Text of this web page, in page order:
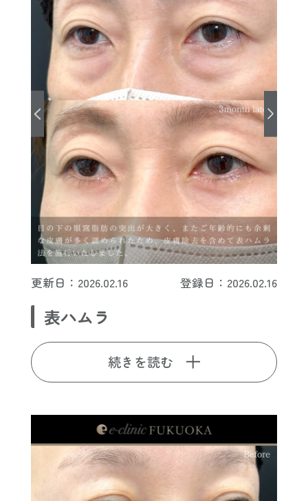
更新日：2026.02.16 登録日：2026.02.16
表ハムラ
続きを読む